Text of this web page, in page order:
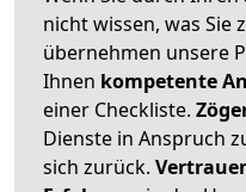
nicht wissen, was Sie
übernehmen unsere
Ihnen kompetente
einer Checkliste.
Dienste in Anspruch
sich zurück.